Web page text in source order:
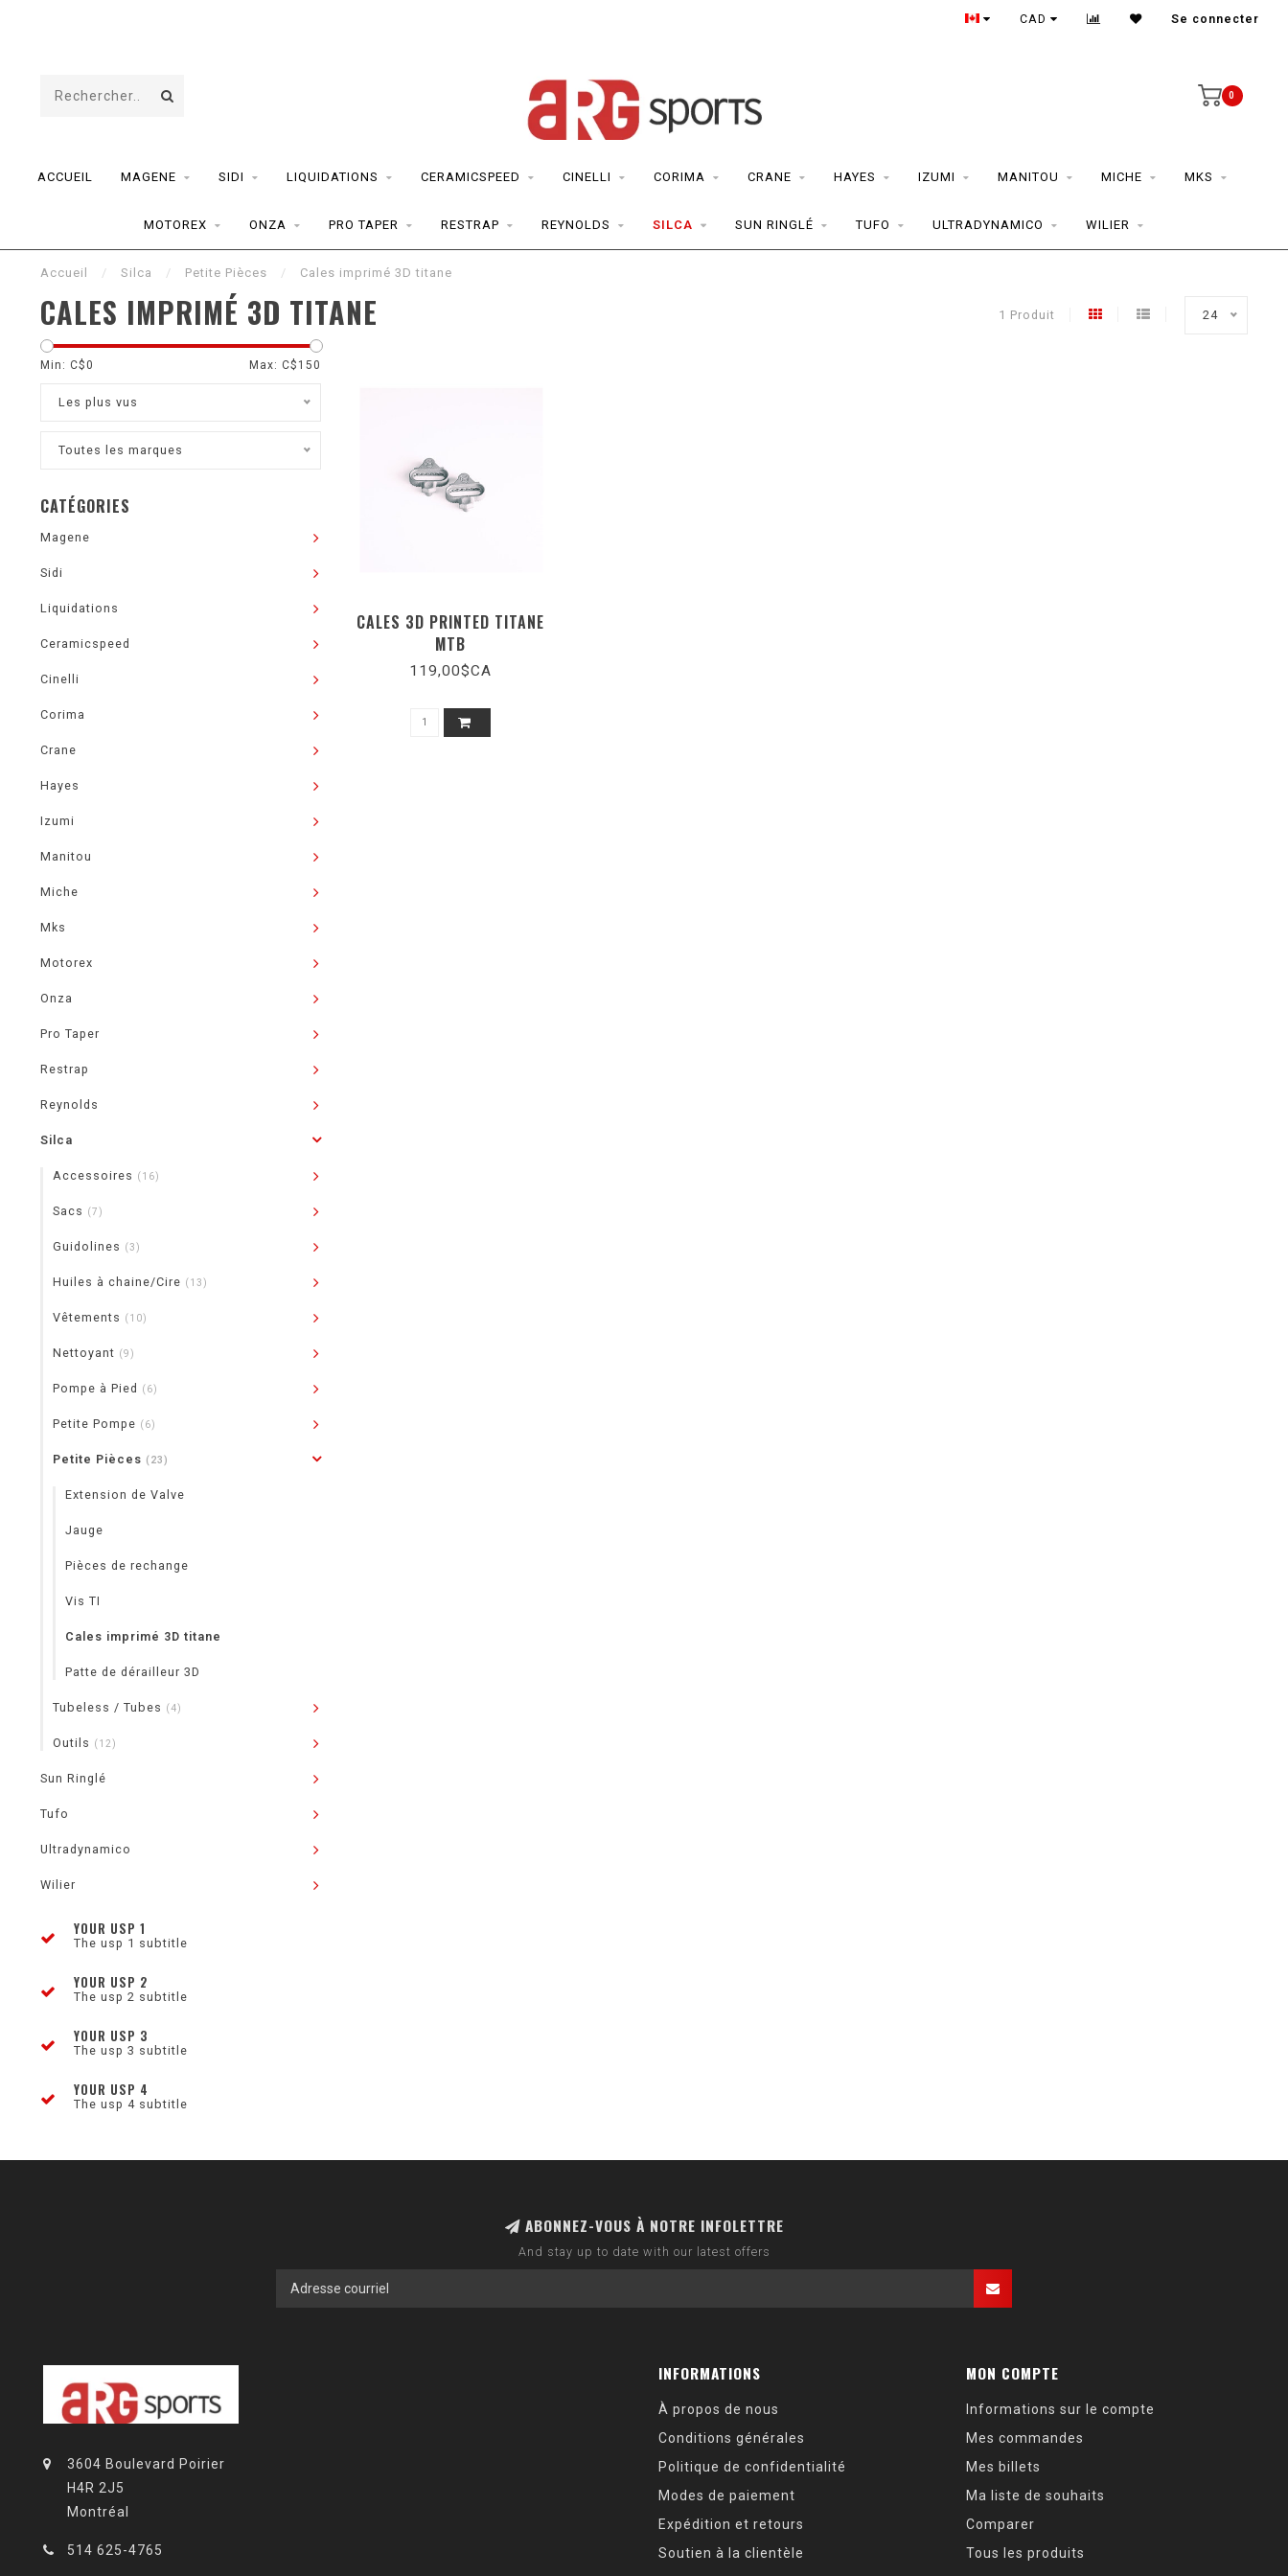
CAD Se connecter
0
ACCUEIL MAGENE SIDI LIQUIDATIONS CERAMICSPEED CINELLI CORIMA CRANE HAYES IZUMI MANITOU MICHE MKS
MOTOREX ONZA PRO TAPER RESTRAP REYNOLDS SILCA SUN RINGLÉ TUFO ULTRADYNAMICO WILIER
Accueil / Silca / Petite Pièces / Cales imprimé 3D titane
CALES IMPRIMÉ 3D TITANE 1 Produit 24
Min: C$0 Max: C$ 150
Les plus vus
Toutes les marques
CATÉGORIES
Magene
Sidi
Liquidations
Ceramicspeed
Cinelli
Corima
Crane
Hayes
Izumi
Manitou
Miche
Mks
Motorex
Onza
Pro Taper
Restrap
Reynolds
Silca
Accessoires (16)
Sacs (7)
Guidolines (3)
Huiles à chaine/Cire (13)
Vêtements (10)
Nettoyant (9)
Pompe à Pied (6)
Petite Pompe (6)
Petite Pièces (23)
Extension de Valve
Jauge
Pièces de rechange
Vis TI
Cales imprimé 3D titane
Patte de dérailleur 3D
Tubeless / Tubes (4)
Outils (12)
Sun Ringlé
Tufo
Ultradynamico
Wilier
YOUR USP 1
The usp 1 subtitle
YOUR USP 2
The usp 2 subtitle
YOUR USP 3
The usp 3 subtitle
YOUR USP 4
The usp 4 subtitle
CALES 3D PRINTED TITANE
MTB
119,00$CA
ABONNEZ-VOUS À NOTRE INFOLETTRE
And stay up to date with our latest offers
3604 Boulevard Poirier
H4R 2J5
Montréal
514 625-4765
INFORMATIONS
À propos de nous
Conditions générales
Politique de confidentialité
Modes de paiement
Expédition et retours
Soutien à la clientèle
MON COMPTE
Informations sur le compte
Mes commandes
Mes billets
Ma liste de souhaits
Comparer
Tous les produits